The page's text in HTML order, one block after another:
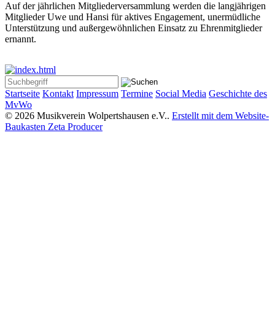
Auf der jährlichen Mitgliederversammlung werden die langjährigen
Mitglieder Uwe und Hansi für aktives Engagement, unermüdliche
Unterstützung und außergewöhnlichen Einsatz zu Ehrenmitglieder
ernannt.
Startseite Kontakt Impressum Termine Social Media Geschichte des
MvWo
© 2026 Musikverein Wolpertshausen e.V.. Erstellt mit dem Website-
Baukasten Zeta Producer